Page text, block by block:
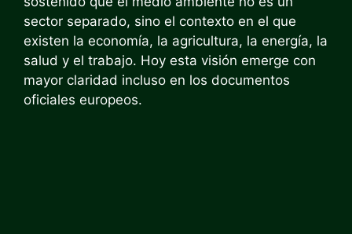
sector separado, sino el contexto en el que
existen la economía, la agricultura, la energía, la
salud y el trabajo. Hoy esta visión emerge con
mayor claridad incluso en los documentos
oficiales europeos.